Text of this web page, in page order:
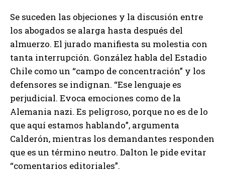
Se suceden las objeciones y la discusión entre
los abogados se alarga hasta después del
almuerzo. El jurado manifiesta su molestia con
tanta interrupción. González habla del Estadio
Chile como un “campo de concentración” y los
defensores se indignan. “Ese lenguaje es
perjudicial. Evoca emociones como de la
Alemania nazi. Es peligroso, porque no es de lo
que aquí estamos hablando”, argumenta
Calderón, mientras los demandantes responden
que es un término neutro. Dalton le pide evitar
“comentarios editoriales”.